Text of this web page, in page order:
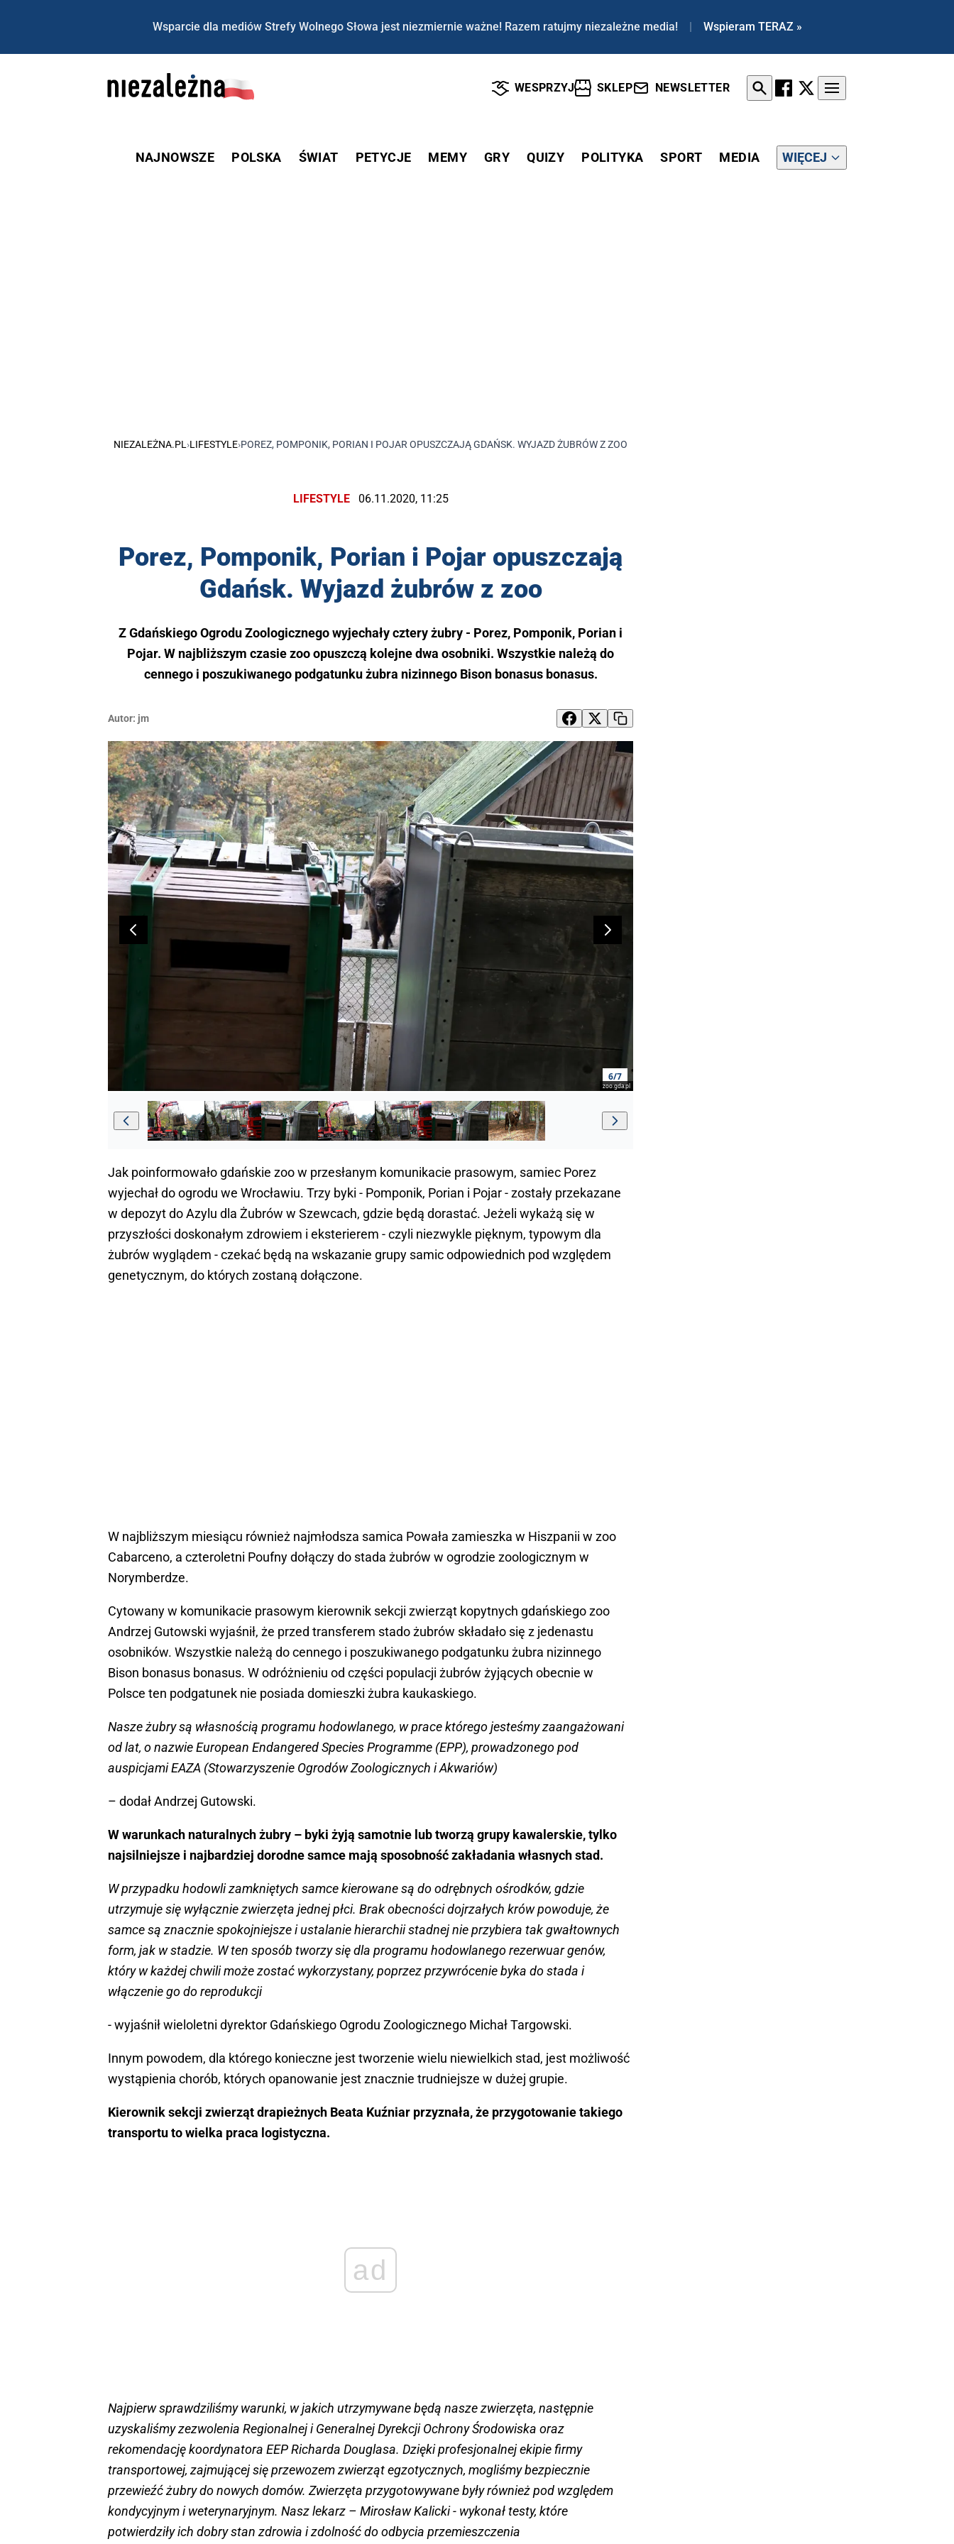
Wsparcie dla mediów Strefy Wolnego Słowa jest niezmiernie ważne! Razem ratujmy niezależne media! | Wspieram TERAZ »
WESPRZYJ SKLEP NEWSLETTER
NAJNOWSZE POLSKA ŚWIAT PETYCJE MEMY GRY QUIZY POLITYKA SPORT MEDIA WIĘCEJ
NIEZALEŻNA.PL ›LIFESTYLE›POREZ, POMPONIK, PORIAN I POJAR OPUSZCZAJĄ GDAŃSK. WYJAZD ŻUBRÓW Z ZOO
LIFESTYLE 06.11.2020, 11:25
Porez, Pomponik, Porian i Pojar opuszczają
Gdańsk. Wyjazd żubrów z zoo
Z Gdańskiego Ogrodu Zoologicznego wyjechały cztery żubry - Porez, Pomponik, Porian i
Pojar. W najbliższym czasie zoo opuszczą kolejne dwa osobniki. Wszystkie należą do
cennego i poszukiwanego podgatunku żubra nizinnego Bison bonasus bonasus.
Autor: jm
6/7
zoo.gda.pl
Jak poinformowało gdańskie zoo w przesłanym komunikacie prasowym, samiec Porez
wyjechał do ogrodu we Wrocławiu. Trzy byki - Pomponik, Porian i Pojar - zostały przekazane
w depozyt do Azylu dla Żubrów w Szewcach, gdzie będą dorastać. Jeżeli wykażą się w
przyszłości doskonałym zdrowiem i eksterierem - czyli niezwykle pięknym, typowym dla
żubrów wyglądem - czekać będą na wskazanie grupy samic odpowiednich pod względem
genetycznym, do których zostaną dołączone.
W najbliższym miesiącu również najmłodsza samica Powała zamieszka w Hiszpanii w zoo
Cabarceno, a czteroletni Poufny dołączy do stada żubrów w ogrodzie zoologicznym w
Norymberdze.
Cytowany w komunikacie prasowym kierownik sekcji zwierząt kopytnych gdańskiego zoo
Andrzej Gutowski wyjaśnił, że przed transferem stado żubrów składało się z jedenastu
osobników. Wszystkie należą do cennego i poszukiwanego podgatunku żubra nizinnego
Bison bonasus bonasus. W odróżnieniu od części populacji żubrów żyjących obecnie w
Polsce ten podgatunek nie posiada domieszki żubra kaukaskiego.
Nasze żubry są własnością programu hodowlanego, w prace którego jesteśmy zaangażowani
od lat, o nazwie European Endangered Species Programme (EPP), prowadzonego pod
auspicjami EAZA (Stowarzyszenie Ogrodów Zoologicznych i Akwariów)
– dodał Andrzej Gutowski.
W warunkach naturalnych żubry – byki żyją samotnie lub tworzą grupy kawalerskie, tylko
najsilniejsze i najbardziej dorodne samce mają sposobność zakładania własnych stad.
W przypadku hodowli zamkniętych samce kierowane są do odrębnych ośrodków, gdzie
utrzymuje się wyłącznie zwierzęta jednej płci. Brak obecności dojrzałych krów powoduje, że
samce są znacznie spokojniejsze i ustalanie hierarchii stadnej nie przybiera tak gwałtownych
form, jak w stadzie. W ten sposób tworzy się dla programu hodowlanego rezerwuar genów,
który w każdej chwili może zostać wykorzystany, poprzez przywrócenie byka do stada i
włączenie go do reprodukcji
- wyjaśnił wieloletni dyrektor Gdańskiego Ogrodu Zoologicznego Michał Targowski.
Innym powodem, dla którego konieczne jest tworzenie wielu niewielkich stad, jest możliwość
wystąpienia chorób, których opanowanie jest znacznie trudniejsze w dużej grupie.
Kierownik sekcji zwierząt drapieżnych Beata Kuźniar przyznała, że przygotowanie takiego
transportu to wielka praca logistyczna.
ad
Najpierw sprawdziliśmy warunki, w jakich utrzymywane będą nasze zwierzęta, następnie
uzyskaliśmy zezwolenia Regionalnej i Generalnej Dyrekcji Ochrony Środowiska oraz
rekomendację koordynatora EEP Richarda Douglasa. Dzięki profesjonalnej ekipie firmy
transportowej, zajmującej się przewozem zwierząt egzotycznych, mogliśmy bezpiecznie
przewieźć żubry do nowych domów. Zwierzęta przygotowywane były również pod względem
kondycyjnym i weterynaryjnym. Nasz lekarz – Mirosław Kalicki - wykonał testy, które
potwierdziły ich dobry stan zdrowia i zdolność do odbycia przemieszczenia